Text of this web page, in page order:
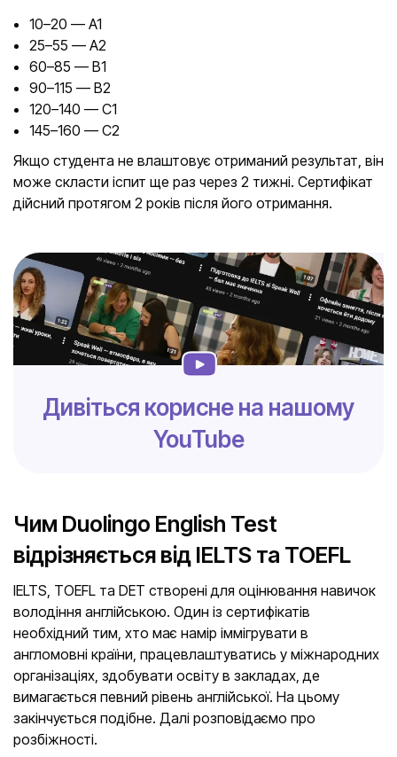
10–20 — A1
25–55 — A2
60–85 — B1
90–115 — B2
120–140 — C1
145–160 — C2
Якщо студента не влаштовує отриманий результат, він
може скласти іспит ще раз через 2 тижні. Сертифікат
дійсний протягом 2 років після його отримання.
Дивіться корисне на нашому
YouTube
Чим Duolingo English Test
відрізняється від IELTS та TOEFL
IELTS, TOEFL та DET створені для оцінювання навичок
володіння англійською. Один із сертифікатів
необхідний тим, хто має намір іммігрувати в
англомовні країни, працевлаштуватись у міжнародних
організаціях, здобувати освіту в закладах, де
вимагається певний рівень англійської. На цьому
закінчується подібне. Далі розповідаємо про
розбіжності.